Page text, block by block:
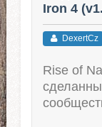
Iron 4
DexertCz
Rise of